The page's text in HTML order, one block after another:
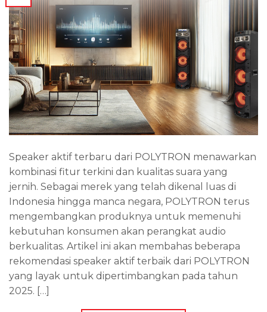
Speaker aktif terbaru dari POLYTRON menawarkan
kombinasi fitur terkini dan kualitas suara yang
jernih. Sebagai merek yang telah dikenal luas di
Indonesia hingga manca negara, POLYTRON terus
mengembangkan produknya untuk memenuhi
kebutuhan konsumen akan perangkat audio
berkualitas. Artikel ini akan membahas beberapa
rekomendasi speaker aktif terbaik dari POLYTRON
yang layak untuk dipertimbangkan pada tahun
2025. […]